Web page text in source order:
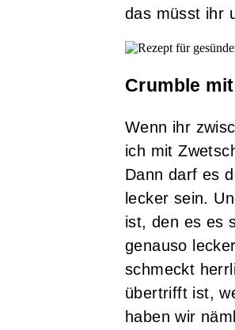
das müsst ihr
Crumble
Wenn ihr
ich mit
Dann darf es
lecker sein.
ist, den es es
genauso
schmeckt
übertrifft ist,
haben wir